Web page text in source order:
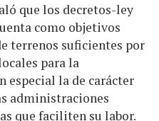
que los decretos-ley
como objetivos
terrenos suficientes por
para la
especial la de carácter
administraciones
que faciliten su labor.